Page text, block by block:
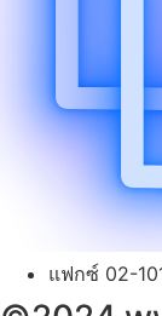
แฟกซ์ 02-